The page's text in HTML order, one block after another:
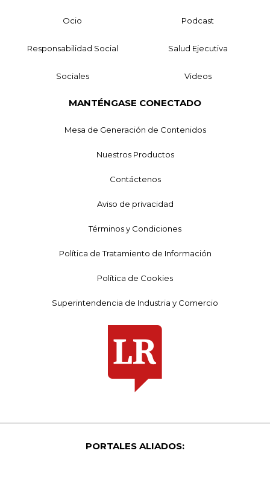
Ocio Podcast
Responsabilidad Social Salud Ejecutiva
Sociales Videos
MANTÉNGASE CONECTADO
Mesa de Generación de Contenidos
Nuestros Productos
Contáctenos
Aviso de privacidad
Términos y Condiciones
Política de Tratamiento de Información
Política de Cookies
Superintendencia de Industria y Comercio
PORTALES ALIADOS: